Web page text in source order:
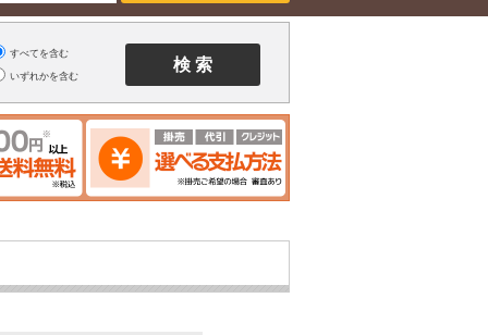
すべてを含む
いずれかを含む